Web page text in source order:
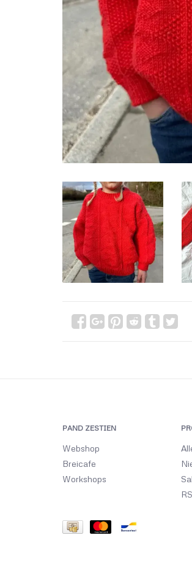
PAND ZESTIEN
Webshop
Breicafe
Workshops